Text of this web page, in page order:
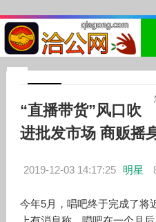
“直播带货”风口吹
进批发市场 商贩摇
2019-12-03 14:17:25 明星
今年5月，唱吧终于完成了将